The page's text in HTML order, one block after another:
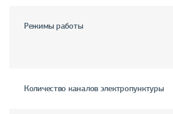
Режимы работы
Количество каналов электропунктуры